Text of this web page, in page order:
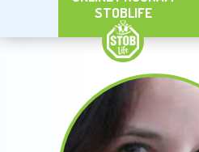
STOBLIFE